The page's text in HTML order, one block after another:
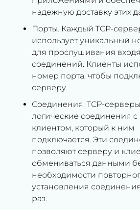
надежную доставку этих
Порты. Каждый TCP-
использует уникальный
для прослушивания
соединений. Клиенты
номер порта, чтобы
серверу.
Соединения. TCP-
логические соединения
клиентом, который к ним
подключается. Эти
позволяют серверу и
обмениваться данными
необходимости
установления
раз.